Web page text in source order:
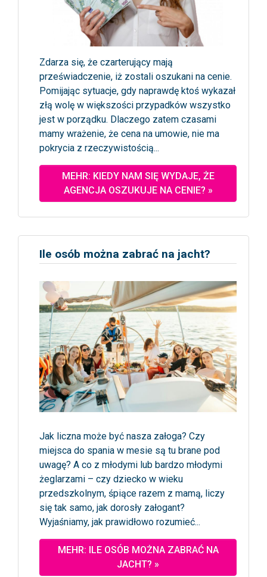
Zdarza się, że czarterujący mają
przeświadczenie, iż zostali oszukani na cenie.
Pomijając sytuacje, gdy naprawdę ktoś wykazał
złą wolę w większości przypadków wszystko
jest w porządku. Dlaczego zatem czasami
mamy wrażenie, że cena na umowie, nie ma
pokrycia z rzeczywistością...
MEHR: KIEDY NAM SIĘ WYDAJE, ŻE
AGENCJA OSZUKUJE NA CENIE? »
Ile osób można zabrać na jacht?
Jak liczna może być nasza załoga? Czy
miejsca do spania w mesie są tu brane pod
uwagę? A co z młodymi lub bardzo młodymi
żeglarzami – czy dziecko w wieku
przedszkolnym, śpiące razem z mamą, liczy
się tak samo, jak dorosły załogant?
Wyjaśniamy, jak prawidłowo rozumieć...
MEHR: ILE OSÓB MOŻNA ZABRAĆ NA
JACHT? »